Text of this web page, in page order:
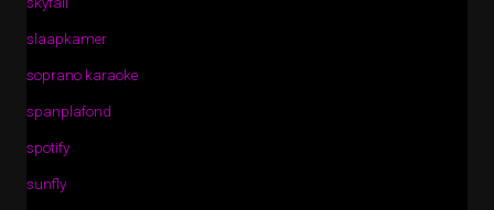
slaapkamer
soprano karaoke
spanplafond
spotify
sunfly